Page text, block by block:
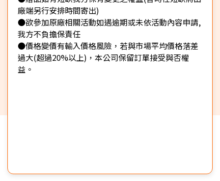
廠端另行安排時間寄出)
●欲參加原廠相關活動如遇逾期或未依活動內容申請,
我方不負擔保責任
●價格變價有輸入價格風險，若與市場平均價格落差
過大(超過20%以上)，本公司保留訂單接受與否權
益。